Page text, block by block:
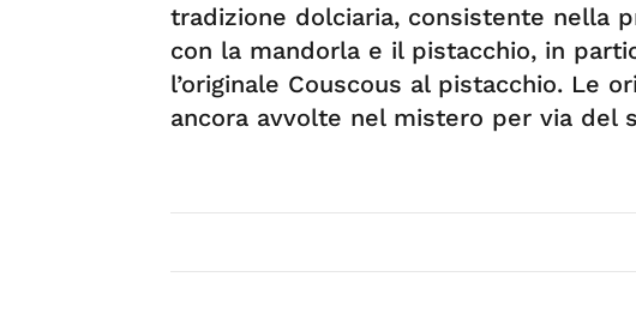
tradizione dolciaria, consistente nella
con la mandorla e il pistacchio, in
l’originale Couscous al pistacchio. Le
ancora avvolte nel mistero per via del